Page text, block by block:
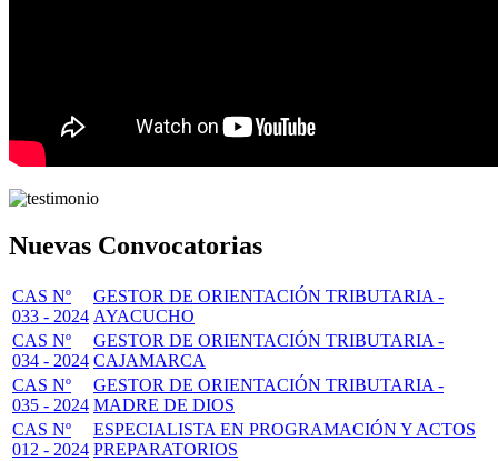
Nuevas Convocatorias
CAS Nº
033 - 2024
GESTOR DE ORIENTACIÓN TRIBUTARIA -
AYACUCHO
CAS Nº
034 - 2024
GESTOR DE ORIENTACIÓN TRIBUTARIA -
CAJAMARCA
CAS Nº
035 - 2024
GESTOR DE ORIENTACIÓN TRIBUTARIA -
MADRE DE DIOS
CAS Nº
012 - 2024
ESPECIALISTA EN PROGRAMACIÓN Y ACTOS
PREPARATORIOS